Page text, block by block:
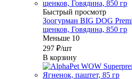
Быстрый просмотр
Зоогурман BIG DOG
щенков, Говядина, 850 гр
Меньше 10
297 ₽/шт
В корзину